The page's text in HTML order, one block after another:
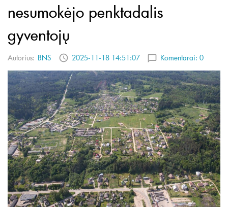
nesumokėjo penktadalis
gyventojų
Autorius: BNS 2025-11-18 14:51:07 Komentarai: 0